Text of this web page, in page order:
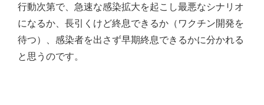
行動次第で、急速な感染拡大を起こし最悪なシナリオ
になるか、長引くけど終息できるか（ワクチン開発を
待つ）、感染者を出さず早期終息できるかに分かれる
と思うのです。